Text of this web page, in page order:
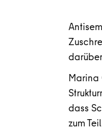
Marina
dass
zum